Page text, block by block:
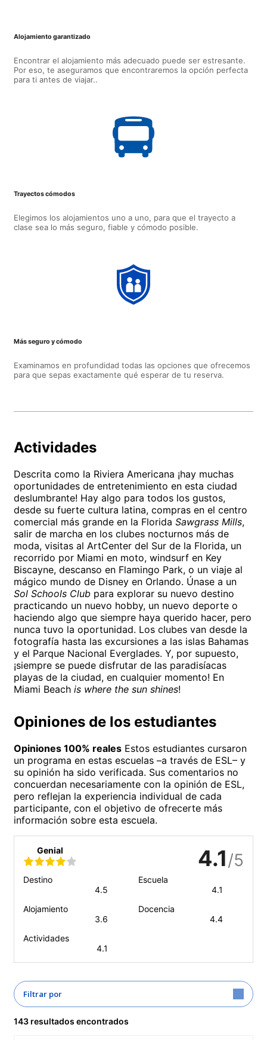
Alojamiento garantizado
Encontrar el alojamiento más adecuado puede ser estresante.
Por eso, te aseguramos que encontraremos la opción perfecta
para ti antes de viajar..
Trayectos cómodos
Elegimos los alojamientos uno a uno, para que el trayecto a
clase sea lo más seguro, fiable y cómodo posible.
Más seguro y cómodo
Examinamos en profundidad todas las opciones que ofrecemos
para que sepas exactamente qué esperar de tu reserva.
Actividades
Descrita como la Riviera Americana ¡hay muchas
oportunidades de entretenimiento en esta ciudad
deslumbrante! Hay algo para todos los gustos,
desde su fuerte cultura latina, compras en el centro
comercial más grande en la Florida Sawgrass Mills,
salir de marcha en los clubes nocturnos más de
moda, visitas al ArtCenter del Sur de la Florida, un
recorrido por Miami en moto, windsurf en Key
Biscayne, descanso en Flamingo Park, o un viaje al
mágico mundo de Disney en Orlando. Únase a un
Sol Schools Club para explorar su nuevo destino
practicando un nuevo hobby, un nuevo deporte o
haciendo algo que siempre haya querido hacer, pero
nunca tuvo la oportunidad. Los clubes van desde la
fotografía hasta las excursiones a las islas Bahamas
y el Parque Nacional Everglades. Y, por supuesto,
¡siempre se puede disfrutar de las paradisíacas
playas de la ciudad, en cualquier momento! En
Miami Beach is where the sun shines!
Opiniones de los estudiantes
Opiniones 100% reales Estos estudiantes cursaron
un programa en estas escuelas –a través de ESL– y
su opinión ha sido verificada. Sus comentarios no
concuerdan necesariamente con la opinión de ESL,
pero reflejan la experiencia individual de cada
participante, con el objetivo de ofrecerte más
información sobre esta escuela.
Genial 4.1/5
Destino
4.5
Escuela
4.1
Alojamiento
3.6
Docencia
4.4
Actividades
4.1
Filtrar por
143 resultados encontrados